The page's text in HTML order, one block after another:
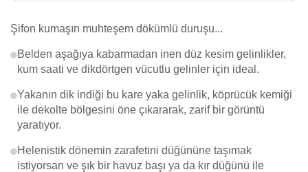
Şifon kumaşın muhteşem dökümlü duruşu...
Belden aşağıya kabarmadan inen düz kesim gelinlikler,
kum saati ve dikdörtgen vücutlu gelinler için ideal.
Yakanın dik indiği bu kare yaka gelinlik, köprücük kemiği
ile dekolte bölgesini öne çıkararak, zarif bir görüntü
yaratıyor.
Helenistik dönemin zarafetini düğününe taşımak
istiyorsan ve şık bir havuz başı ya da kır düğünü ile